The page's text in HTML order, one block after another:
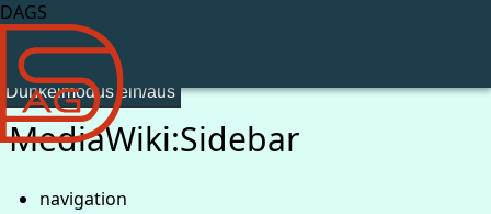
DAGS
Dunkelmodus ein/aus
MediaWiki:Sidebar
navigation